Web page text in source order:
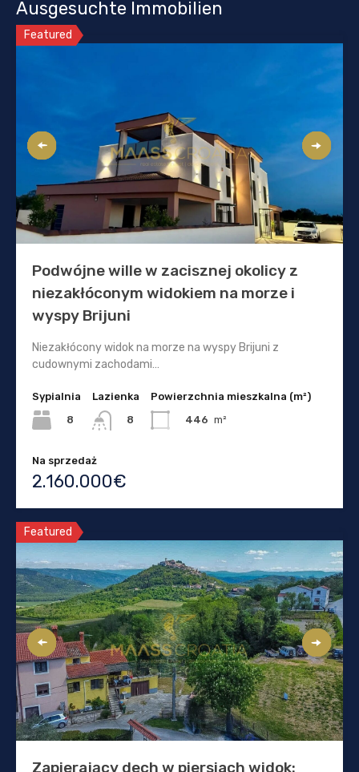
Ausgesuchte Immobilien
Featured
Podwójne wille w zacisznej okolicy z
niezakłóconym widokiem na morze i
wyspy Brijuni
Niezakłócony widok na morze na wyspy Brijuni z
cudownymi zachodami…
Sypialnia
8
Lazienka
8
Powierzchnia mieszkalna (m²)
446 m²
Na sprzedaż
2.160.000€
Featured
Zapierający dech w piersiach widok: